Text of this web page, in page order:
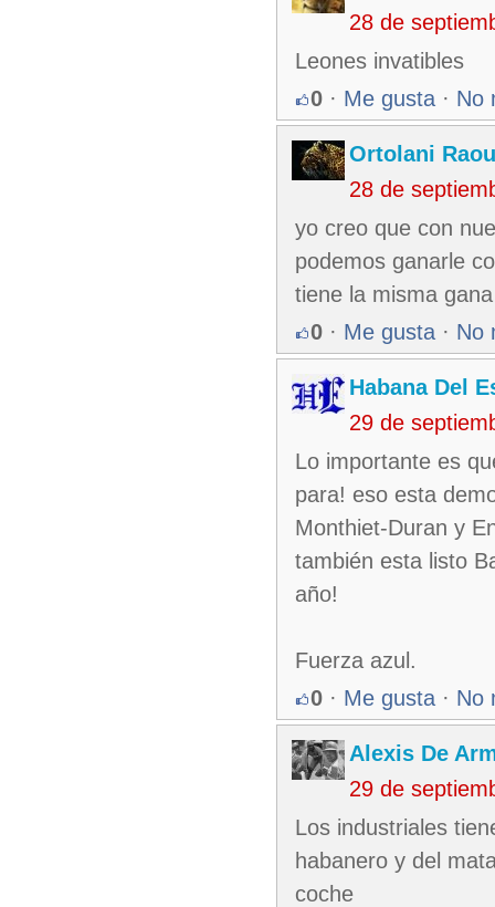
28 de
Leones invatibles
0 · Me gusta · No
Ortolani
28 de
yo creo que con
podemos ganarle
tiene la misma
0 · Me gusta · No
Habana Del
29 de
Lo importante es
para! eso esta
Monthiet-Duran y
también esta listo
año!
Fuerza azul.
0 · Me gusta · No
Alexis De
29 de
Los industriales
habanero y del
coche